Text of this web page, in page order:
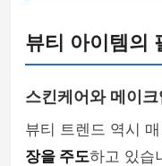
뷰티 아이템의
스킨케어와 메이
뷰티 트렌드 역시
장을 주도하고 있습